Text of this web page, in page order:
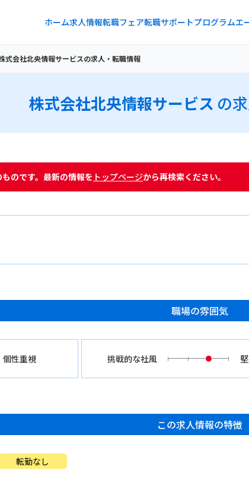
ホーム求人情報転職フェア転職サポートプログラムエ
式会社北央情報サービスの求人・転職情報
株式会社北央情報サービス の
のです。最新の情報を トップページから再検索ください。
職場の雰囲気
個性重視 挑戦的な社風
この求人情報の特徴
転勤なし